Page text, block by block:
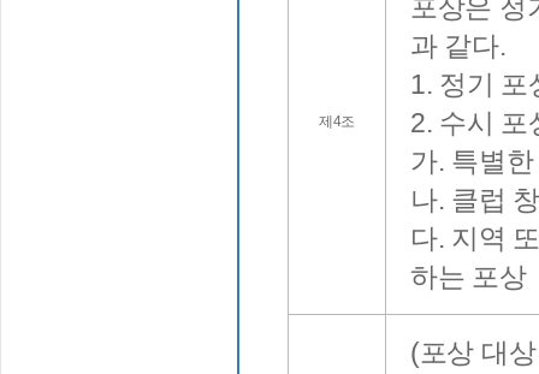
제4조
포상은 정
과 같다.
1. 정기 포
2. 수시 포
가. 특별
나. 클럽
다. 지역
하는 포상
(포상 대